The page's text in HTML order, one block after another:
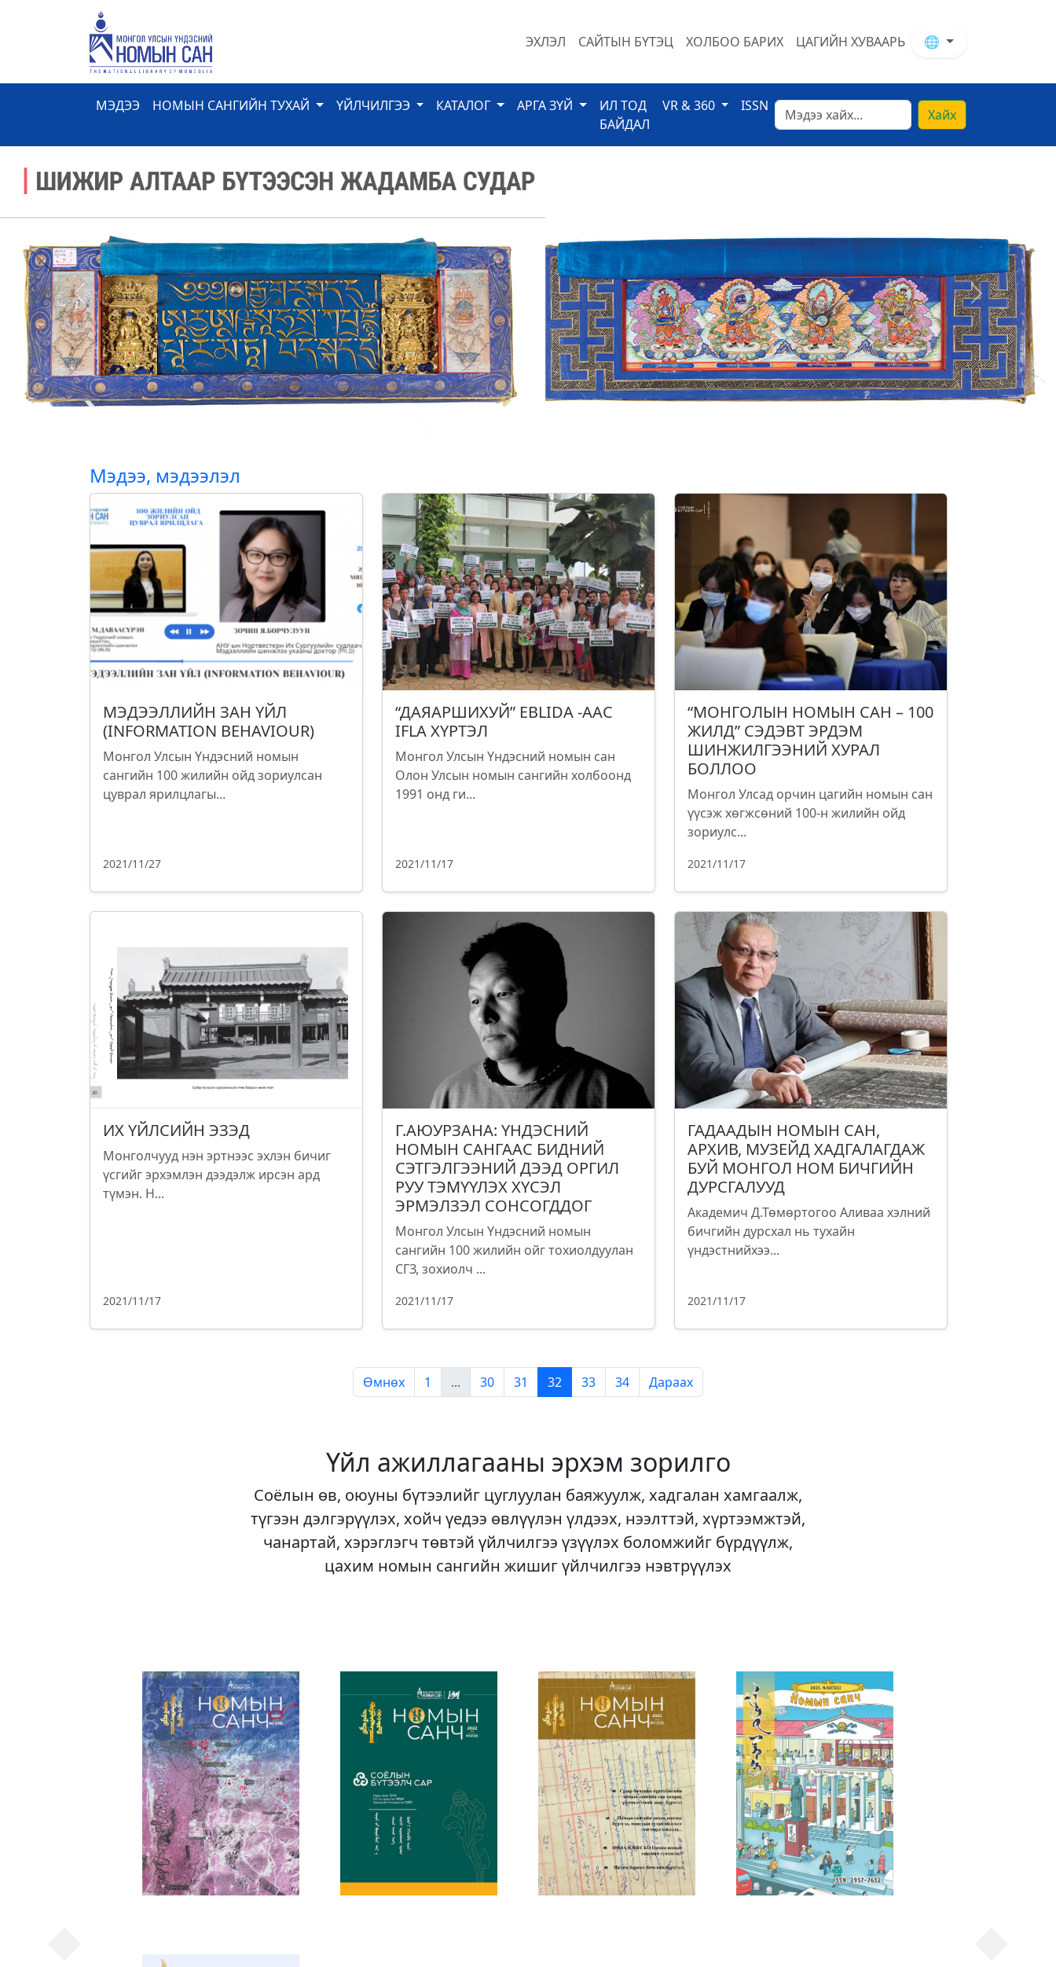
ЭХЛЭЛ САЙТЫН БҮТЭЦ ХОЛБОО БАРИХ ЦАГИЙН ХУВААРЬ 🌐
МЭДЭЭ НОМЫН САНГИЙН ТУХАЙ ҮЙЛЧИЛГЭЭ КАТАЛОГ АРГА ЗҮЙ
ИЛ ТОД
БАЙДАЛ
VR & 360 ISSN
Хайх
Previous Next
Мэдээ, мэдээлэл
МЭДЭЭЛЛИЙН ЗАН ҮЙЛ
(INFORMATION BEHAVIOUR)
Монгол Улсын Үндэсний номын
сангийн 100 жилийн ойд зориулсан
цуврал ярилцлагы...
2021/11/27
“ДАЯАРШИХУЙ” EBLIDA -ААС
IFLA ХҮРТЭЛ
Монгол Улсын Үндэсний номын сан
Олон Улсын номын сангийн холбоонд
1991 онд ги...
2021/11/17
“МОНГОЛЫН НОМЫН САН – 100
ЖИЛД” СЭДЭВТ ЭРДЭМ
ШИНЖИЛГЭЭНИЙ ХУРАЛ
БОЛЛОО
Монгол Улсад орчин цагийн номын сан
үүсэж хөгжсөний 100-н жилийн ойд
зориулс...
2021/11/17
ИХ ҮЙЛСИЙН ЭЗЭД
Монголчууд нэн эртнээс эхлэн бичиг
үсгийг эрхэмлэн дээдэлж ирсэн ард
түмэн. Н...
2021/11/17
Г.АЮУРЗАНА: ҮНДЭСНИЙ
НОМЫН САНГААС БИДНИЙ
СЭТГЭЛГЭЭНИЙ ДЭЭД ОРГИЛ
РУУ ТЭМҮҮЛЭХ ХҮСЭЛ
ЭРМЭЛЗЭЛ СОНСОГДДОГ
Монгол Улсын Үндэсний номын
сангийн 100 жилийн ойг тохиолдуулан
СГЗ, зохиолч ...
2021/11/17
ГАДААДЫН НОМЫН САН,
АРХИВ, МУЗЕЙД ХАДГАЛАГДАЖ
БУЙ МОНГОЛ НОМ БИЧГИЙН
ДУРСГАЛУУД
Академич Д.Төмөртогоо Аливаа хэлний
бичгийн дурсхал нь тухайн
үндэстнийхээ...
2021/11/17
Өмнөх 1 ... 30 31 32 33 34 Дараах
Үйл ажиллагааны эрхэм зорилго
Соёлын өв, оюуны бүтээлийг цуглуулан баяжуулж, хадгалан хамгаалж,
түгээн дэлгэрүүлэх, хойч үедээ өвлүүлэн үлдээх, нээлттэй, хүртээмжтэй,
чанартай, хэрэглэгч төвтэй үйлчилгээ үзүүлэх боломжийг бүрдүүлж,
цахим номын сангийн жишиг үйлчилгээ нэвтрүүлэх